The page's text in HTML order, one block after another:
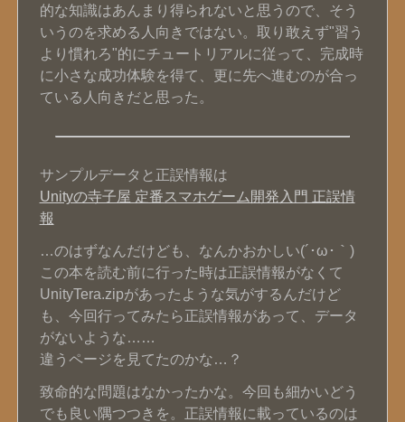
的な知識はあんまり得られないと思うので、そう
いうのを求める人向きではない。取り敢えず"習う
より慣れろ"的にチュートリアルに従って、完成時
に小さな成功体験を得て、更に先へ進むのが合っ
ている人向きだと思った。
サンプルデータと正誤情報は
Unityの寺子屋 定番スマホゲーム開発入門 正誤情
報
…のはずなんだけども、なんかおかしい(´･ω･｀)
この本を読む前に行った時は正誤情報がなくて
UnityTera.zipがあったような気がするんだけど
も、今回行ってみたら正誤情報があって、データ
がないような……
違うページを見てたのかな…？
致命的な問題はなかったかな。今回も細かいどう
でも良い隅つつきを。正誤情報に載っているのは